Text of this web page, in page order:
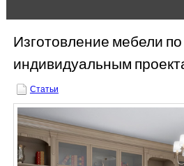
Древесина
РУБРИКИ
Вакансии
Изготовление мебели по
индивидуальным
Статьи